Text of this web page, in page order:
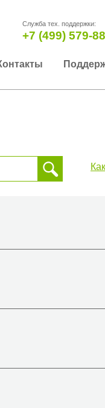
Служба тех. поддержки:
+7 (499) 579-